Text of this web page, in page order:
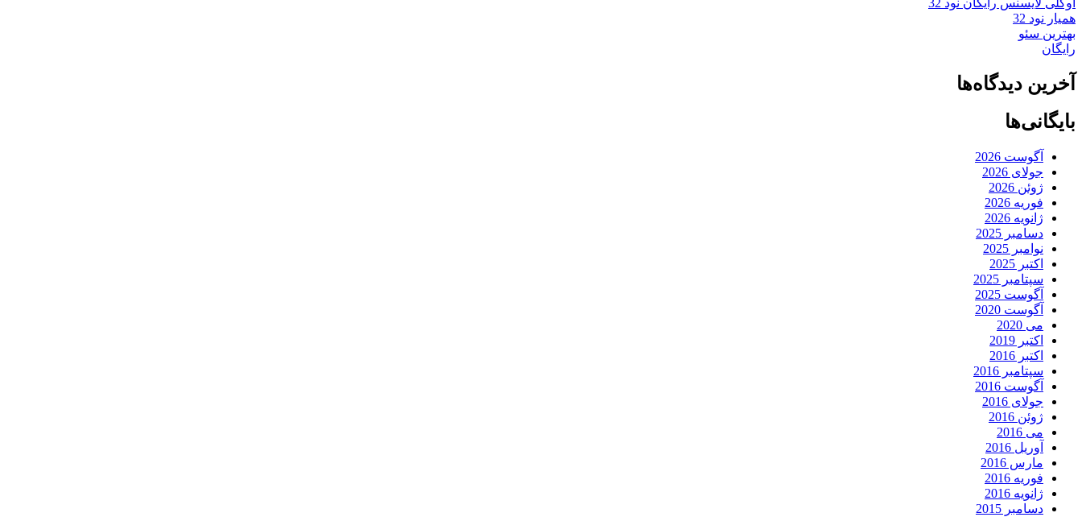
همیار نود 32
بهترین سئو
رایگان
آخرین دیدگاه‌ها
بایگانی‌ها
آگوست 2026
جولای 2026
ژوئن 2026
فوریه 2026
ژانویه 2026
دسامبر 2025
نوامبر 2025
اکتبر 2025
سپتامبر 2025
آگوست 2025
آگوست 2020
می 2020
اکتبر 2019
اکتبر 2016
سپتامبر 2016
آگوست 2016
جولای 2016
ژوئن 2016
می 2016
آوریل 2016
مارس 2016
فوریه 2016
ژانویه 2016
دسامبر 2015